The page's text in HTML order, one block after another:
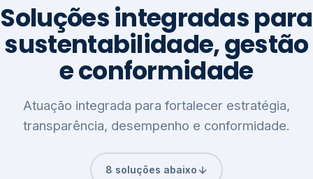
Soluções integradas para
sustentabilidade, gestão
e conformidade
Atuação integrada para fortalecer estratégia,
transparência, desempenho e conformidade.
8 soluções abaixo